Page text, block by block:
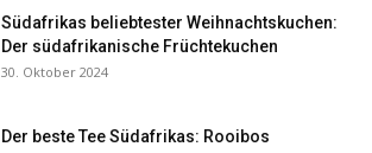
Südafrikas beliebtester Weihnachtskuchen:
Der südafrikanische Früchtekuchen
30. Oktober 2024
Der beste Tee Südafrikas: Rooibos